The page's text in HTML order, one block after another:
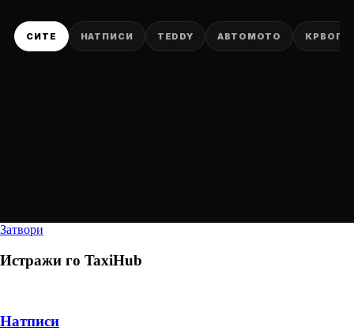
СИТЕ НАТПИСИ TEDDY АВТОМОТО
Затвори
Истражи го TaxiHub
Натписи